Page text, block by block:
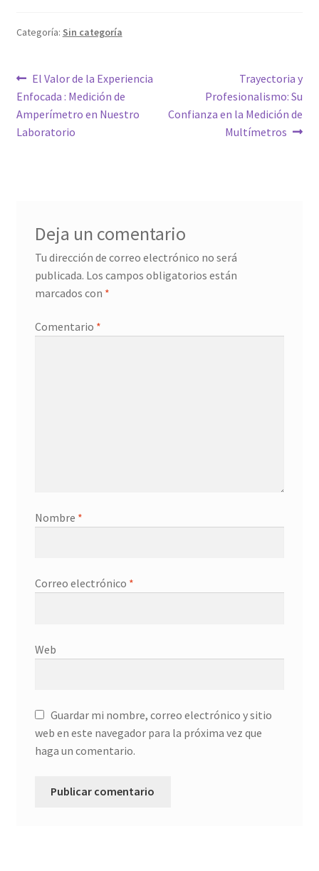
Categoría: Sin categoría
Navegación
de
entradas
Entrada
anterior:
El Valor de la Experiencia
Enfocada : Medición de
Amperímetro en Nuestro
Laboratorio
Siguiente
entrada:
Trayectoria y
Profesionalismo: Su
Confianza en la Medición de
Multímetros
Deja un comentario
Tu dirección de correo electrónico no será
publicada. Los campos obligatorios están
marcados con *
Comentario *
Nombre *
Correo electrónico *
Web
Guardar mi nombre, correo electrónico y sitio
web en este navegador para la próxima vez que
haga un comentario.